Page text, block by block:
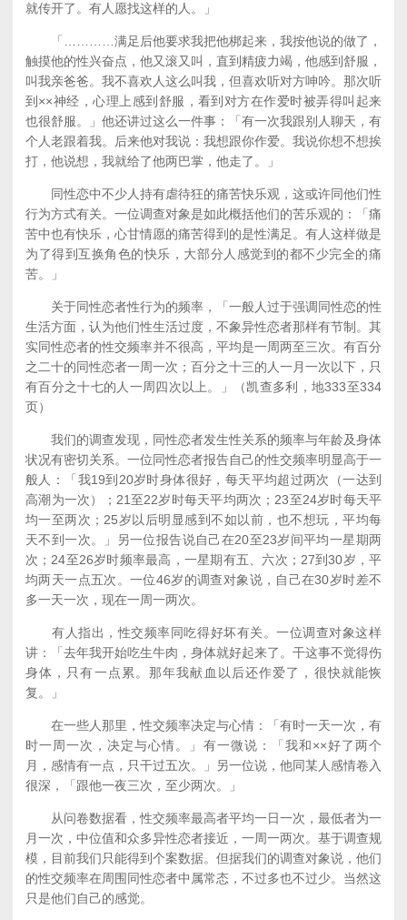
就传开了。有人愿找这样的人。」
「…………满足后他要求我把他梆起来，我按他说的做了，
触摸他的性兴奋点，他又滚又叫，直到精疲力竭，他感到舒服，
叫我亲爸爸。我不喜欢人这么叫我，但喜欢听对方呻吟。那次听
到××神经，心理上感到舒服，看到对方在作爱时被弄得叫起来
也很舒服。」他还讲过这么一件事：「有一次我跟别人聊天，有
个人老跟着我。后来他对我说：我想跟你作爱。我说你想不想挨
打，他说想，我就给了他两巴掌，他走了。」
同性恋中不少人持有虐待狂的痛苦快乐观，这或许同他们性
行为方式有关。一位调查对象是如此概括他们的苦乐观的：「痛
苦中也有快乐，心甘情愿的痛苦得到的是性满足。有人这样做是
为了得到互换角色的快乐，大部分人感觉到的都不少完全的痛
苦。」
关于同性恋者性行为的频率，「一般人过于强调同性恋的性
生活方面，认为他们性生活过度，不象异性恋者那样有节制。其
实同性恋者的性交频率并不很高，平均是一周两至三次。有百分
之二十的同性恋者一周一次；百分之十三的人一月一次以下，只
有百分之十七的人一周四次以上。」（凯查多利，地333至334
页）
我们的调查发现，同性恋者发生性关系的频率与年龄及身体
状况有密切关系。一位同性恋者报告自己的性交频率明显高于一
般人：「我19到20岁时身体很好，每天平均超过两次（一达到
高潮为一次）；21至22岁时每天平均两次；23至24岁时每天平
均一至两次；25岁以后明显感到不如以前，也不想玩，平均每
天不到一次。」另一位报告说自己在20至23岁间平均一星期两
次；24至26岁时频率最高，一星期有五、六次；27到30岁，平
均两天一点五次。一位46岁的调查对象说，自己在30岁时差不
多一天一次，现在一周一两次。
有人指出，性交频率同吃得好坏有关。一位调查对象这样
讲：「去年我开始吃生牛肉，身体就好起来了。干这事不觉得伤
身体，只有一点累。那年我献血以后还作爱了，很快就能恢
复。」
在一些人那里，性交频率决定与心情：「有时一天一次，有
时一周一次，决定与心情。」有一微说：「我和××好了两个
月，感情有一点，只干过五次。」另一位说，他同某人感情卷入
很深，「跟他一夜三次，至少两次。」
从问卷数据看，性交频率最高者平均一日一次，最低者为一
月一次，中位值和众多异性恋者接近，一周一两次。基于调查规
模，目前我们只能得到个案数据。但据我们的调查对象说，他们
的性交频率在周围同性恋者中属常态，不过多也不过少。当然这
只是他们自己的感觉。